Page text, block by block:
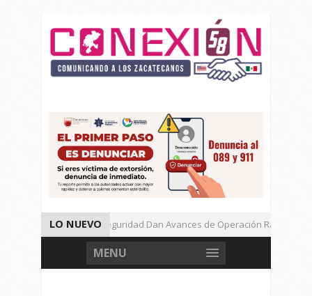
LO NUEVO
Autoridades de Seguridad Dan Avances de Operación Rastrillo.
Gran Festival de Música Electrónica en Festival Cultural de
MENU